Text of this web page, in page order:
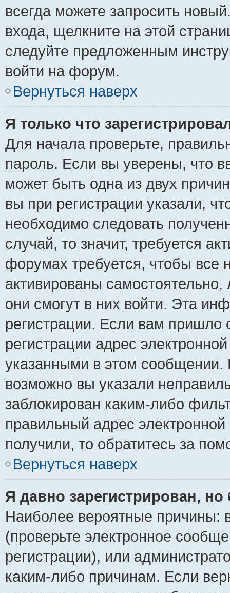
всегда можете запросить
входа, щелкните на этой
следуйте предложенным
войти на форум.
Вернуться наверх
Я только что
Для начала проверьте,
пароль. Если вы уверены, что
может быть одна из двух
вы при регистрации указали,
необходимо следовать
случай, то значит, требуется
форумах требуется, чтобы все
активированы
они смогут в них войти. Эта
регистрации. Если вам
регистрации адрес
указанными в этом
возможно вы указали
заблокирован каким-либо
правильный адрес
получили, то обратитесь за
Вернуться наверх
Я давно зарегистрирован,
Наиболее вероятные причины:
(проверьте электронное
регистрации), или
каким-либо причинам. Если